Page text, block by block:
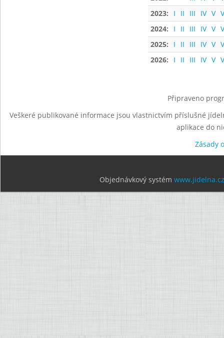
2023:
I II III IV V
2024:
I II III IV V
2025:
I II III IV V
2026:
I II III IV V
Připraveno
Veškeré publikované informace jsou vlastnictvím příslušné
aplikace do
Zásady
Objednávkový systém www.jidelna.cz